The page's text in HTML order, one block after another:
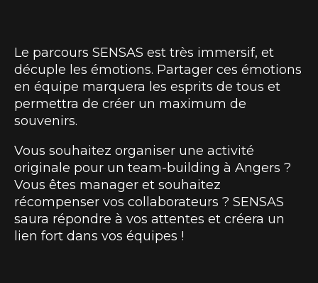
Le parcours SENSAS est très immersif, et
décuple les émotions. Partager ces émotions
en équipe marquera les esprits de tous et
permettra de créer un maximum de
souvenirs.
Vous souhaitez organiser une activité
originale pour un team-building à Angers ?
Vous êtes manager et souhaitez
récompenser vos collaborateurs ? SENSAS
saura répondre à vos attentes et créera un
lien fort dans vos équipes !